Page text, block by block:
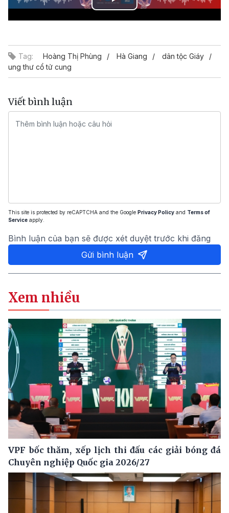
Play
Tag: Hoàng Thị Phùng Hà Giang
dân tộc Giáy
ung thư cổ tử cung
Viết bình luận
This site is protected by reCAPTCHA and the Google Privacy Policy and Terms of
Service apply.
Bình luận của bạn sẽ được xét duyệt trước khi đăng
Gửi bình luận
Xem nhiều
VPF bốc thăm, xếp lịch thi đấu các giải bóng đá
Chuyên nghiệp Quốc gia 2026/27